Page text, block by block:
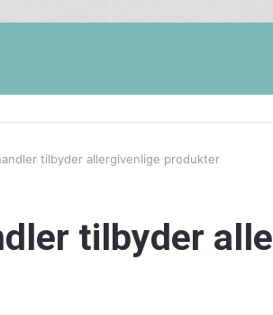
tilbyder allergivenlige produkter
tilbyder